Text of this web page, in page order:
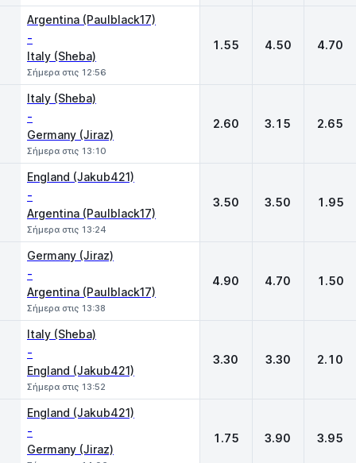
Argentina (Paulblack17)
-
Italy (Sheba)
Σήμερα στις 12:56
1.55 4.50 4.70
Italy (Sheba)
-
Germany (Jiraz)
Σήμερα στις 13:10
2.60 3.15 2.65
England (Jakub421)
-
Argentina (Paulblack17)
Σήμερα στις 13:24
3.50 3.50 1.95
Germany (Jiraz)
-
Argentina (Paulblack17)
Σήμερα στις 13:38
4.90 4.70 1.50
Italy (Sheba)
-
England (Jakub421)
Σήμερα στις 13:52
3.30 3.30 2.10
England (Jakub421)
-
Germany (Jiraz)
1.75 3.90 3.95